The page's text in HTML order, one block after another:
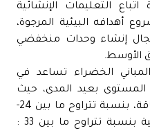
التعليمات الإنشائية
أهدافه البيئية المرجوة،
إنشاء وحدات منخفضي
الأوسط.
الخضراء تساعد في
المستوى بعيد المدى، حيث
تعمل على تقليل استهلاك الطاقة، بنسبة تتراوح ما بين 24-
50%، وتقليل الانبعاثات الكربونية بنسبة تتراوح ما بين 33 :